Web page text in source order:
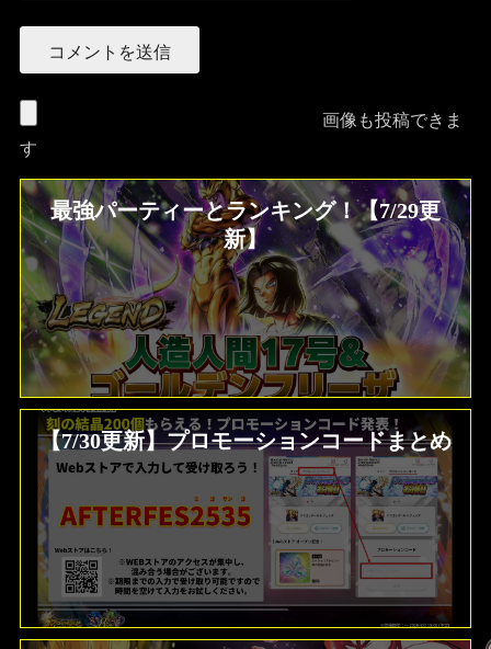
画像も投稿できま
す
最強パーティーとランキング！【7/29更
新】
【7/30更新】プロモーションコードまとめ